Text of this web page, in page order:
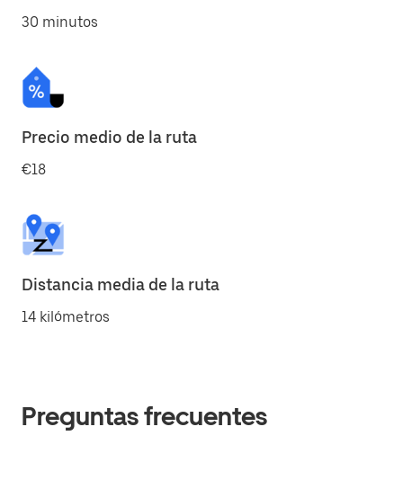
30 minutos
Precio medio de la ruta
€18
Distancia media de la ruta
14 kilómetros
Preguntas frecuentes